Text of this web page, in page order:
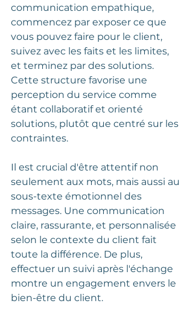
communication empathique,
commencez par exposer ce que
vous pouvez faire pour le client,
suivez avec les faits et les limites,
et terminez par des solutions.
Cette structure favorise une
perception du service comme
étant collaboratif et orienté
solutions, plutôt que centré sur les
contraintes.
Il est crucial d'être attentif non
seulement aux mots, mais aussi au
sous-texte émotionnel des
messages. Une communication
claire, rassurante, et personnalisée
selon le contexte du client fait
toute la différence. De plus,
effectuer un suivi après l'échange
montre un engagement envers le
bien-être du client.